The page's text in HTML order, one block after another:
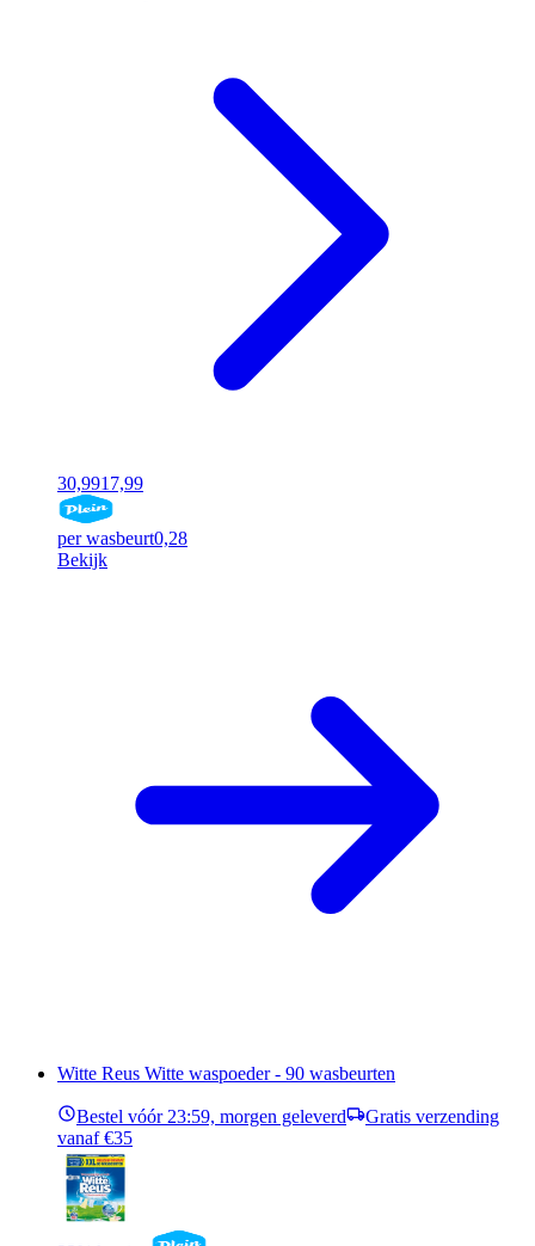
30,9917,99
per wasbeurt0,28
Bekijk
Witte Reus Witte waspoeder - 90 wasbeurten
Bestel vóór 23:59, morgen geleverd
Gratis verzending
vanaf €35